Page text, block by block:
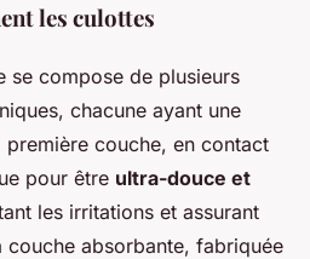
les culottes
se compose de plusieurs
chacune ayant une
couche, en contact
pour être ultra-douce et
les irritations et assurant
absorbante, fabriquée